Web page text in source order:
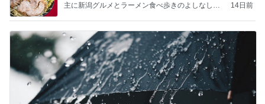
主に新潟グルメとラーメン食べ歩きのよしなしご
14日前